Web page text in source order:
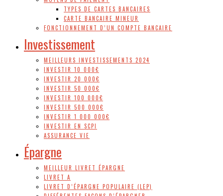
TYPES DE CARTES BANCAIRES
CARTE BANCAIRE MINEUR
FONCTIONNEMENT D’UN COMPTE BANCAIRE
Investissement
MEILLEURS INVESTISSEMENTS 2024
INVESTIR 10 000€
INVESTIR 20 000€
INVESTIR 50 000€
INVESTIR 100 000€
INVESTIR 500 000€
INVESTIR 1 000 000€
INVESTIR EN SCPI
ASSURANCE VIE
Épargne
MEILLEUR LIVRET ÉPARGNE
LIVRET A
LIVRET D’ÉPARGNE POPULAIRE (LEP)